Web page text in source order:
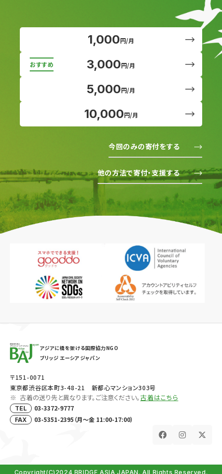
1,000円/月
3,000円/月
5,000円/月
10,000円/月
今回のみの寄付をする
他の方法で寄付・支援する
アジアに橋を架ける国際協力NGO
ブリッジ エーシア ジャパン
〒151-0071
東京都渋谷区本町3-48-21 新都心マンション303号
古着の送り先と異なります。ご注意ください。古着はこちら
TEL 03-3372-9777
FAX 03-5351-2395（月～金 11:00-17:00）
Copyright(C)2024 BRIDGE ASIA JAPAN. All Rights Reserved.